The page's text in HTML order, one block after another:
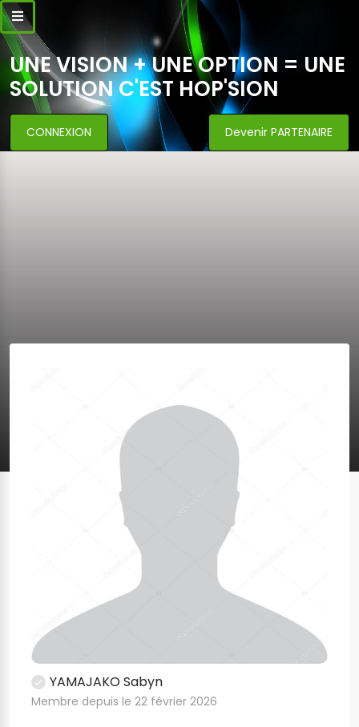
UNE VISION + UNE OPTION = UNE
SOLUTION C'EST HOP'SION
CONNEXION Devenir PARTENAIRE
YAMAJAKO Sabyn
Membre depuis le 22 février 2026